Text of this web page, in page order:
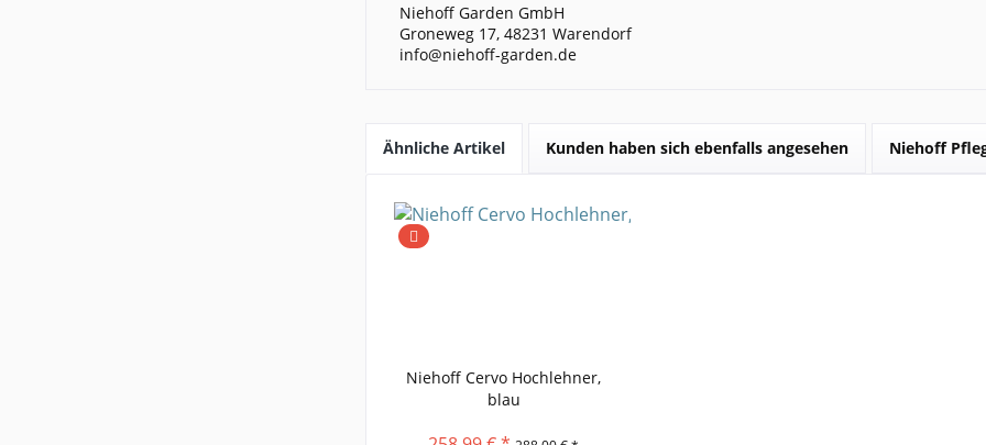
Niehoff Garden GmbH
Groneweg 17, 48231 Warendorf
info@niehoff-garden.de
Ähnliche Artikel Kunden haben sich ebenfalls angesehen Niehoff
Niehoff Cervo Hochlehner,
blau